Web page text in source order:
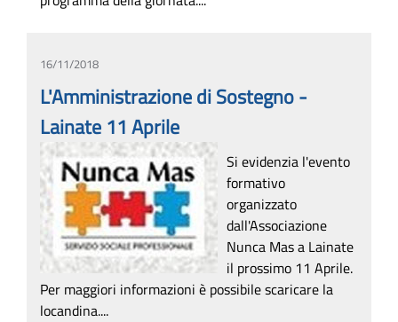
16/11/2018
L'Amministrazione di Sostegno -
Lainate 11 Aprile
Si evidenzia l'evento
formativo
organizzato
dall'Associazione
Nunca Mas a Lainate
il prossimo 11 Aprile.
Per maggiori informazioni è possibile scaricare la
locandina....